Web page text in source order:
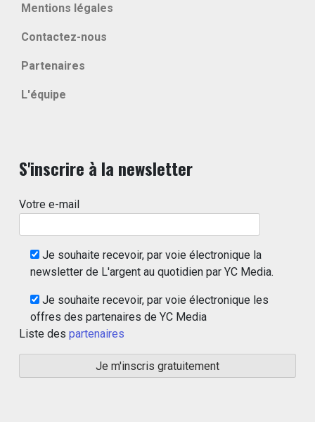
Mentions légales
Contactez-nous
Partenaires
L'équipe
S'inscrire à la newsletter
Votre e-mail
Je souhaite recevoir, par voie électronique la
newsletter de L'argent au quotidien par YC Media.
Je souhaite recevoir, par voie électronique les
offres des partenaires de YC Media
Liste des partenaires